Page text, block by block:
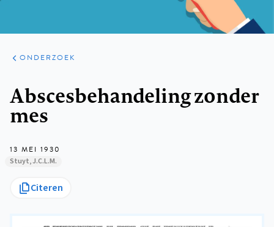
ARTIKELEN
ONDERZOEK
ONDERZOEK
Abscesbehandeling zonder
mes
13 MEI 1930
Stuyt, J.C.L.M.
Citeren